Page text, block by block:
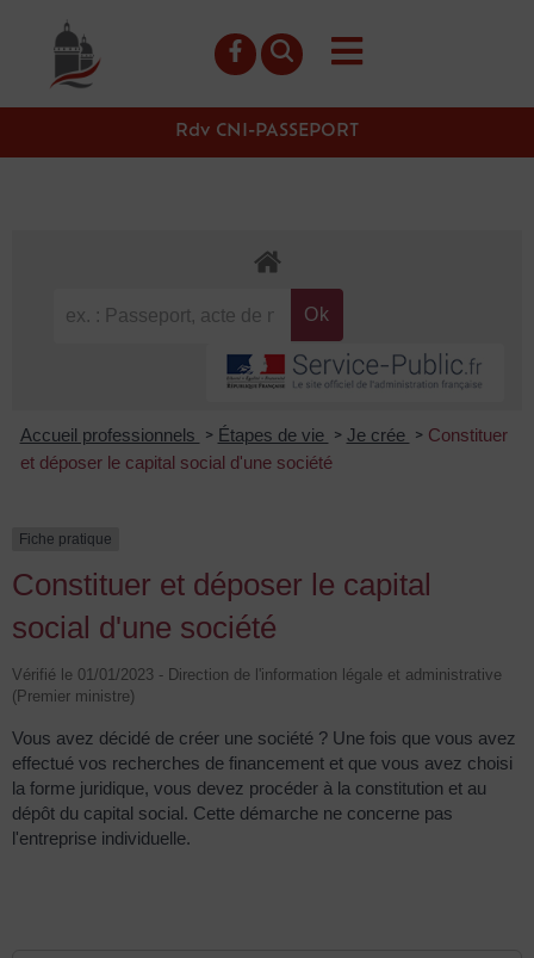
principal
Rdv CNI-PASSEPORT
Accueil professionnels > Étapes de vie > Je crée > Constituer
et déposer le capital social d'une société
Fiche pratique
Constituer et déposer le capital
social d'une société
Vérifié le 01/01/2023 - Direction de l'information légale et administrative
(Premier ministre)
Vous avez décidé de créer une société ? Une fois que vous avez
effectué vos recherches de financement et que vous avez choisi
la forme juridique, vous devez procéder à la constitution et au
dépôt du capital social. Cette démarche ne concerne pas
l'entreprise individuelle.